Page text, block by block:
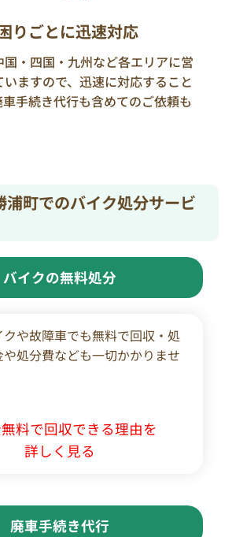
りごとに迅速対応
・四国・九州など各エリアに営
ますので、迅速に対応すること
手続き代行も含めてのご依頼も
浦町でのバイク処分サービ
バイクの無料処分
や故障車でも無料で回収・処
処分費なども一切かかりませ
料で回収できる理由を
詳しく見る
廃車手続き代行